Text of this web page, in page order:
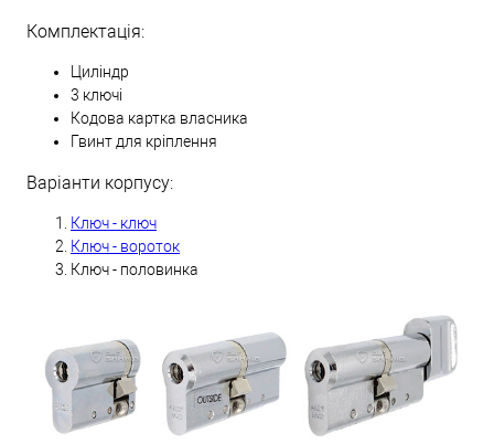
Комплектація:
Циліндр
3 ключі
Кодова картка власника
Гвинт для кріплення
Варіанти корпусу:
Ключ - ключ
Ключ - вороток
Ключ - половинка